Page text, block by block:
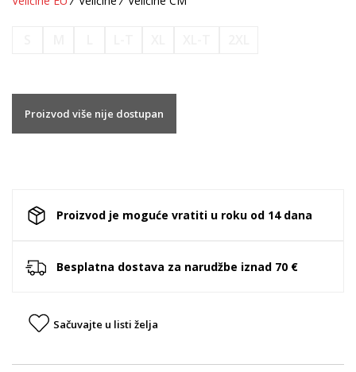
Proizvod više nije dostupan
Proizvod je moguće vratiti u roku od 14 dana
Besplatna dostava za narudžbe iznad 70 €
Sačuvajte u listi želja